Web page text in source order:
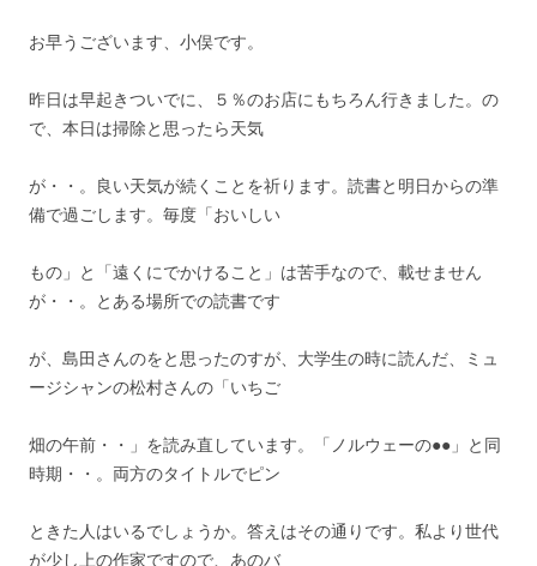
お早うございます、小俣です。
昨日は早起きついでに、５％のお店にもちろん行きました。の
で、本日は掃除と思ったら天気
が・・。良い天気が続くことを祈ります。読書と明日からの準
備で過ごします。毎度「おいしい
もの」と「遠くにでかけること」は苦手なので、載せません
が・・。とある場所での読書です
が、島田さんのをと思ったのすが、大学生の時に読んだ、ミュ
ージシャンの松村さんの「いちご
畑の午前・・」を読み直しています。「ノルウェーの●●」と同
時期・・。両方のタイトルでピン
ときた人はいるでしょうか。答えはその通りです。私より世代
が少し上の作家ですので、あのバ